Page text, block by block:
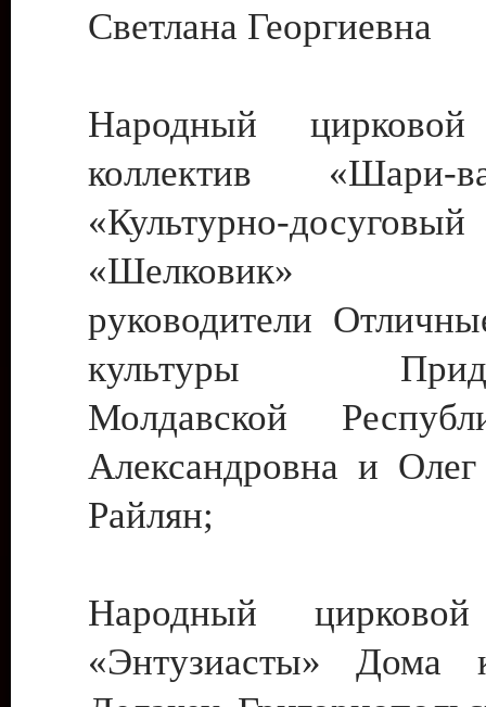
Светлана Георгиевна
Народный цирковой
коллектив
«Культурно-
«Шелковик»
руководители
культуры
Молдавской
Александровна и
Райлян;
Народный цирковой
«Энтузиасты» Дома